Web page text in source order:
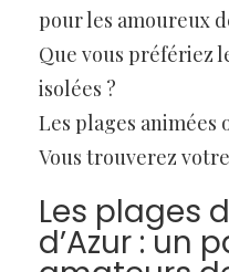
pour les amoureux
Que vous préfériez
isolées ?
Les plages animées
Vous trouverez
Les plages
d’Azur : un